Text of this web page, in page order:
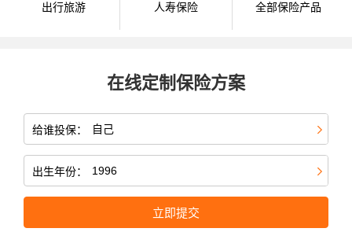
出行旅游 人寿保险 全部保险产品
在线定制保险方案
给谁投保：
出生年份：
立即提交